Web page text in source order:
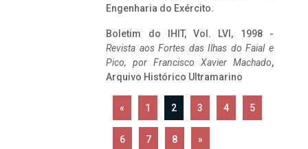
Engenharia do Exército.
Boletim do IHIT, Vol. LVI, 1998 -
Revista aos Fortes das Ilhas do Faial e
Pico, por Francisco Xavier Machado,
Arquivo Histórico Ultramarino
« 1 2 3 4 5
6 7 8 »